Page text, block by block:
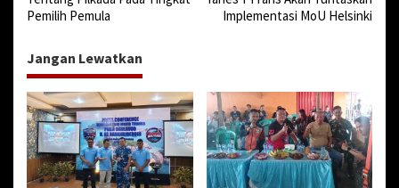
v
g
a
s
i
p
Pemilih Pemula
Implementasi MoU Helsinki
Jangan Lewatkan